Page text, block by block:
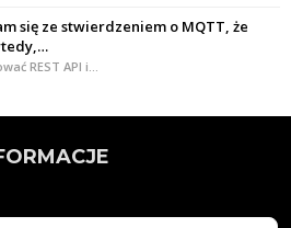
się ze stwierdzeniem o MQTT, że
REST API i…